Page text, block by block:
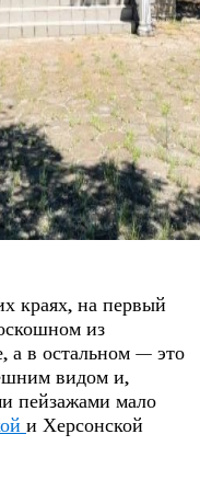
краях, на первый
из
а в остальном — это
видом и,
пейзажами мало
и Херсонской